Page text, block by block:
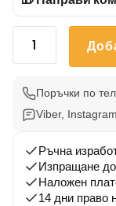
количество
Голдън
Ретривър
Поръчки по
Viber,
Ръчна
Изпращане
Наложен
14 дни право